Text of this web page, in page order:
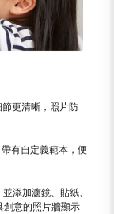
更清晰，照片防
有自定義範本，便
添加濾鏡、貼紙、
創意的照片牆顯示